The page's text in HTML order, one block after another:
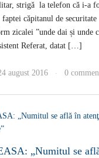
strigă la telefon că i-a
căpitanul de securitate
zicalei ”unde dai și unde
Referat, datat […]
august 2016 · 0
„Numitul se